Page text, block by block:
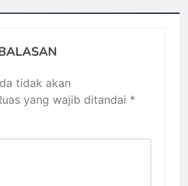
tidak akan
yang wajib ditandai *